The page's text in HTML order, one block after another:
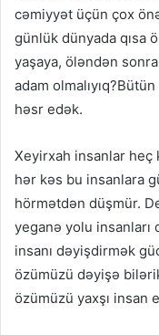
cəmiyyət üçün çox
günlük dünyada qısa
yaşaya, öləndən
adam
həsr edək.
Xeyirxah insanlar heç
hər kəs bu insanlara
hörmətdən düşmür.
yeganə yolu insanları
insanı dəyişdirmək
özümüzü dəyişə
özümüzü yaxşı insan